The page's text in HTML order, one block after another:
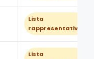
Lista
rappresentativa
Lista